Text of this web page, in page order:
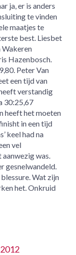
ja, er is anders
te vinden
maatjes te
best. Liesbet
Wakeren
Hazenbosch.
Peter Van
een tijd van
verstandig
30:25,67
heeft het moeten
in een tijd
keel had na
vel
was.
gesnelwandeld.
Wat zijn
het. Onkruid